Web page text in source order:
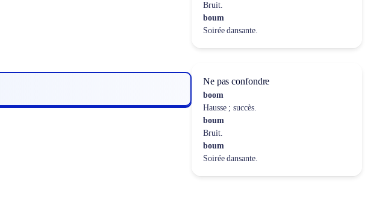
Bruit.
boum
Soirée dansante.
Ne pas confondre
boom
Hausse ; succès.
boum
Bruit.
boum
Soirée dansante.